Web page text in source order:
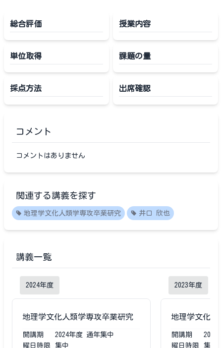
総合評価 授業内容
単位取得 課題の量
採点方法 出席確認
コメント
コメントはありません
関連する講義を探す
地理学文化人類学専攻卒業研究 井口 欣也
講義一覧
2024年度
地理学文化人類学専攻卒業研究
開講期 2024年度 通年集中
曜日時限
集中
2023年度
地理学文化人
開講期 2023
曜日時限
集中